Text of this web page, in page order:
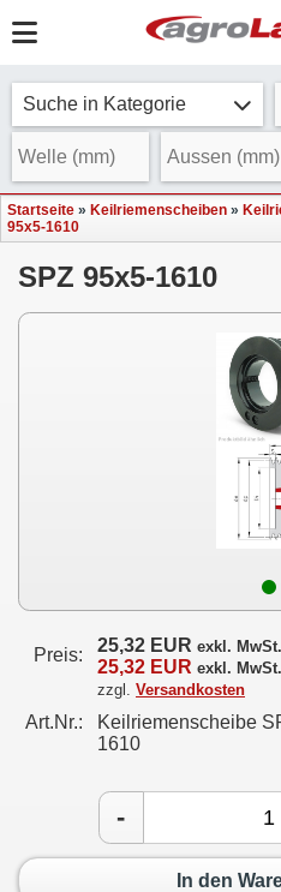
Suche in Kategorie
Startseite » Keilriemenscheiben »
95x5-1610
SPZ 95x5-1610
Preis: 25,32 EUR exkl. MwSt.
25,32 EUR exkl. MwSt.
zzgl. Versandkosten
Art.Nr.:
Keilriemenscheibe
1610
-
In den